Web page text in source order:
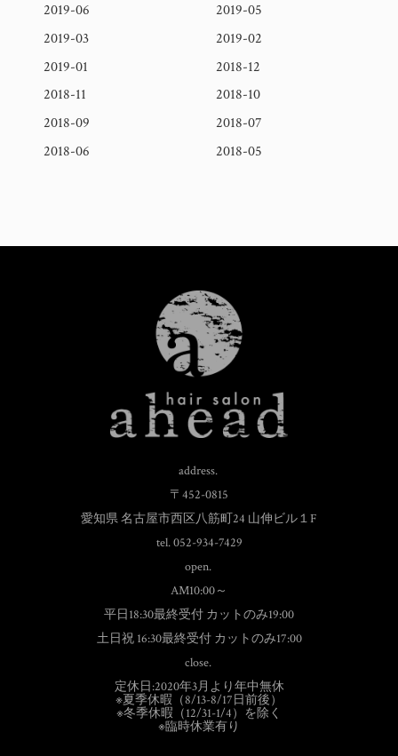
2019-06
2019-05
2019-03
2019-02
2019-01
2018-12
2018-11
2018-10
2018-09
2018-07
2018-06
2018-05
address.
〒452-0815
愛知県 名古屋市西区八筋町24 山伸ビル１F
tel. 052-934-7429
open.
AM10:00～
平日18:30最終受付 カットのみ19:00
土日祝 16:30最終受付 カットのみ17:00
close.
定休日:2020年3月より年中無休
※夏季休暇（8/13-8/17日前後）
※冬季休暇（12/31-1/4）を除く
※臨時休業有り